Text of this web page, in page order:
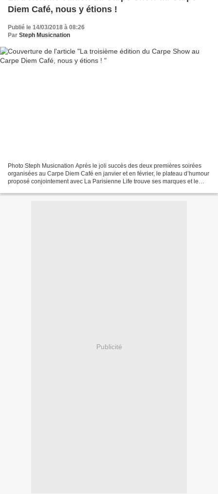
Diem Café, nous y étions !
Publié le 14/03/2018 à 08:26
Par Steph Musicnation
Photo Steph Musicnation Après le joli succès des deux premières soirées
organisées au Carpe Diem Café en janvier et en février, le plateau d’humour
proposé conjointement avec La Parisienne Life trouve ses marques et le
Publicité